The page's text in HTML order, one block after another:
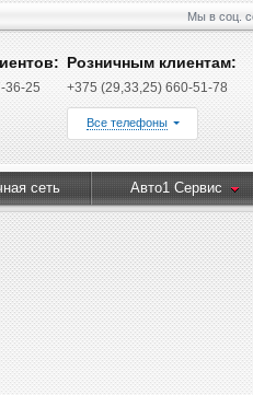
Мы в соц.
36-25
Розничным клиентам:
+375 (29,33,25) 660-51-78
Все телефоны
сеть Авто1 Сервис